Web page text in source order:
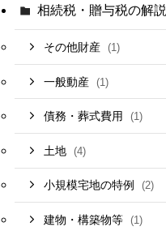
相続税・贈与税の解説
その他財産 (1)
一般動産 (1)
債務・葬式費用 (1)
土地 (4)
小規模宅地の特例 (2)
建物・構築物等 (1)